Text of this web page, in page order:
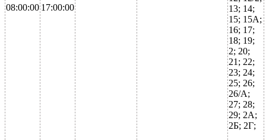
08:00:00 17:00:00
13; 14;
15; 15А;
16; 17;
18; 19;
2; 20;
21; 22;
23; 24;
25; 26;
26/А;
27; 28;
29; 2А;
2Б; 2Г;